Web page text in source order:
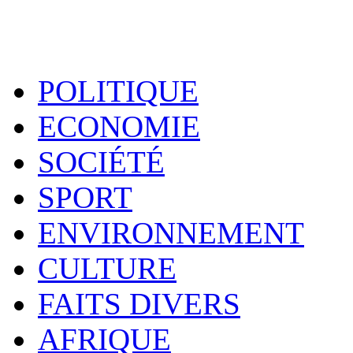
POLITIQUE
ECONOMIE
SOCIÉTÉ
SPORT
ENVIRONNEMENT
CULTURE
FAITS DIVERS
AFRIQUE